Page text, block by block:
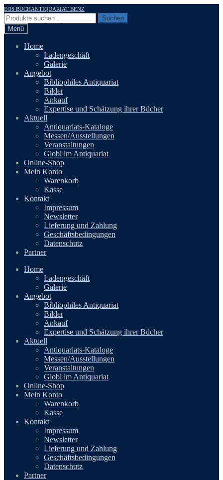
Zur
Navigation
springen
Zum
Inhalt
springen
EOS BUCHANTIQUARIAT BENZ
Suchen
nach:
Suchen
Menü
Home
Ladengeschäft
Galerie
Angebot
Bibliophiles Antiquariat
Bilder
Ankauf
Expertise und Schätzung ihrer Bücher
Aktuell
Antiquariats-Kataloge
Messen/Ausstellungen
Veranstaltungen
Globi im Antiquariat
Online-Shop
Mein Konto
Warenkorb
Kasse
Kontakt
Impressum
Newsletter
Lieferung und Zahlung
Geschäftsbedingungen
Datenschutz
Partner
Home
Ladengeschäft
Galerie
Angebot
Bibliophiles Antiquariat
Bilder
Ankauf
Expertise und Schätzung ihrer Bücher
Aktuell
Antiquariats-Kataloge
Messen/Ausstellungen
Veranstaltungen
Globi im Antiquariat
Online-Shop
Mein Konto
Warenkorb
Kasse
Kontakt
Impressum
Newsletter
Lieferung und Zahlung
Geschäftsbedingungen
Datenschutz
Partner